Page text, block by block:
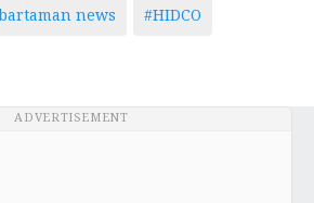
news
#HIDCO
ADVERTISEMENT